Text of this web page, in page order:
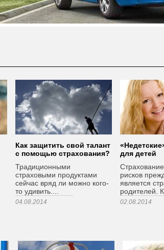
Как защитить свой талант
с помощью страхования?
Традиционными
страховыми продуктами
сейчас вряд ли можно кого-
то удивить....
04.08.2014
для детей
рисков
является
родителей.
02.08.2014